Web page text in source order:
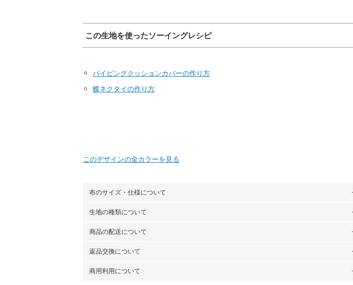
この生地を使ったソーイングレシピ
パイピングクッションカバーの作り方
蝶ネクタイの作り方
このデザインの全カラーを見る
布のサイズ・仕様について
布の長さは50cm単位での販売になります。
生地の種類について
・現在、すべてのデザインのプリントに使用している生地は６種類です。素材は
ーン）・コットンリネン（ビエラ織）・100％コットン（ツイル）・100％コットン
（キャンバス・11号帆布）です。
商品の配送について
・ネコポスでの配送は、布は2mまで型紙は2個までとなります（一部例外有り）それ
ります。
返品交換について
・布はご注文後に注文数量のみをプリントするため、
購入後の返品および交換は承る
商用利用について